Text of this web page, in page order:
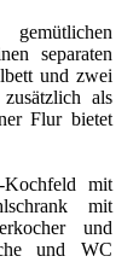
separaten
und zwei
als
Flur bietet
Kochfeld mit
mit
und
und WC